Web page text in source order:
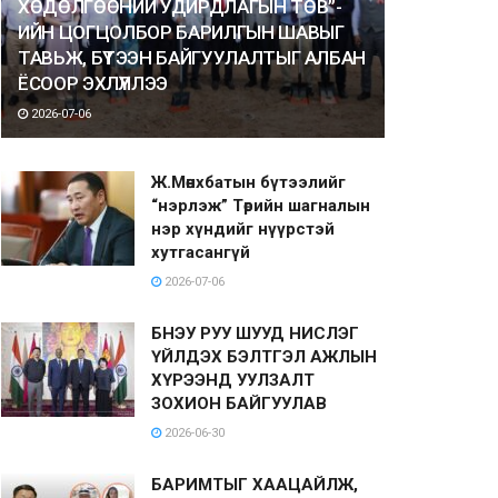
ХӨДӨЛГӨӨНИЙ УДИРДЛАГЫН ТӨВ”-
ИЙН ЦОГЦОЛБОР БАРИЛГЫН ШАВЫГ
ТАВЬЖ, БҮТЭЭН БАЙГУУЛАЛТЫГ АЛБАН
ЁСООР ЭХЛҮҮЛЛЭЭ
2026-07-06
Ж.Мөнхбатын бүтээлийг
“нэрлэж” Төрийн шагналын
нэр хүндийг нүүрстэй
хутгасангүй
2026-07-06
БНЭУ РУУ ШУУД НИСЛЭГ
ҮЙЛДЭХ БЭЛТГЭЛ АЖЛЫН
ХҮРЭЭНД УУЛЗАЛТ
ЗОХИОН БАЙГУУЛАВ
2026-06-30
БАРИМТЫГ ХААЦАЙЛЖ,